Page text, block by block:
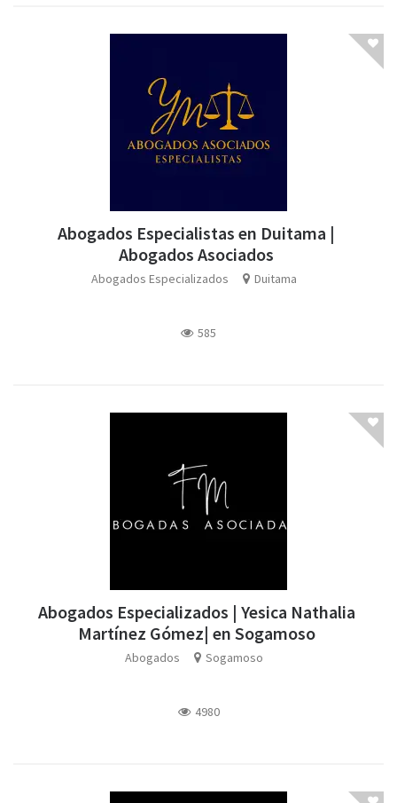
Abogados Especialistas en Duitama |
Abogados Asociados
Abogados Especializados Duitama
585
Abogados Especializados | Yesica Nathalia
Martínez Gómez| en Sogamoso
Abogados Sogamoso
4980